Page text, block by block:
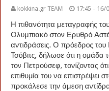
kokkina.gr TEAM 17:45 - 16/
Η πιθανότητα μεταγραφής
Ολυμπιακό στον Ερυθρό
αντιδράσεις. Ο πρόεδρος
Τσόβιτς, δήλωσε ότι η ομάδα
τον Πετρούσεφ, τονίζοντας
επιθυμία του να επιστρέψει
προκάλεσε την άμεση